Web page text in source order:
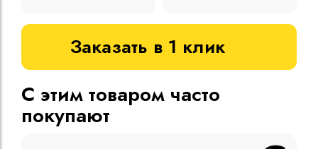
Заказать в 1 клик
С этим товаром часто
покупают